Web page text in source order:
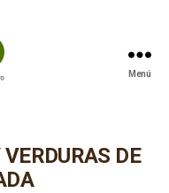
Menú
DE